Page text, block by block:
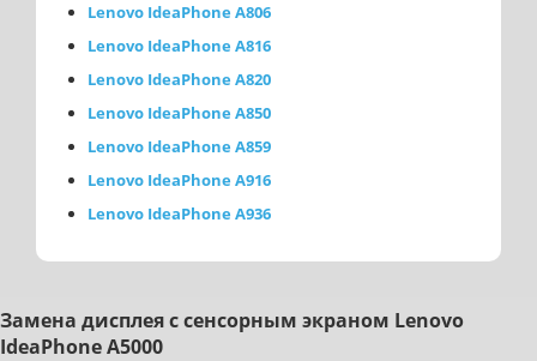
Lenovo IdeaPhone A806
Lenovo IdeaPhone A816
Lenovo IdeaPhone A820
Lenovo IdeaPhone A850
Lenovo IdeaPhone A859
Lenovo IdeaPhone A916
Lenovo IdeaPhone A936
Зaмeнa диcплeя c ceнcopным экpaнoм Lenovo
IdeaPhone A5000